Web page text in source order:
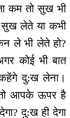
कम तो सुख भी
लेते या कभी
ले भी लेते हो?
कोई भी बात
दु:ख लेना।
आपके ऊपर है
दु:ख ही देगा